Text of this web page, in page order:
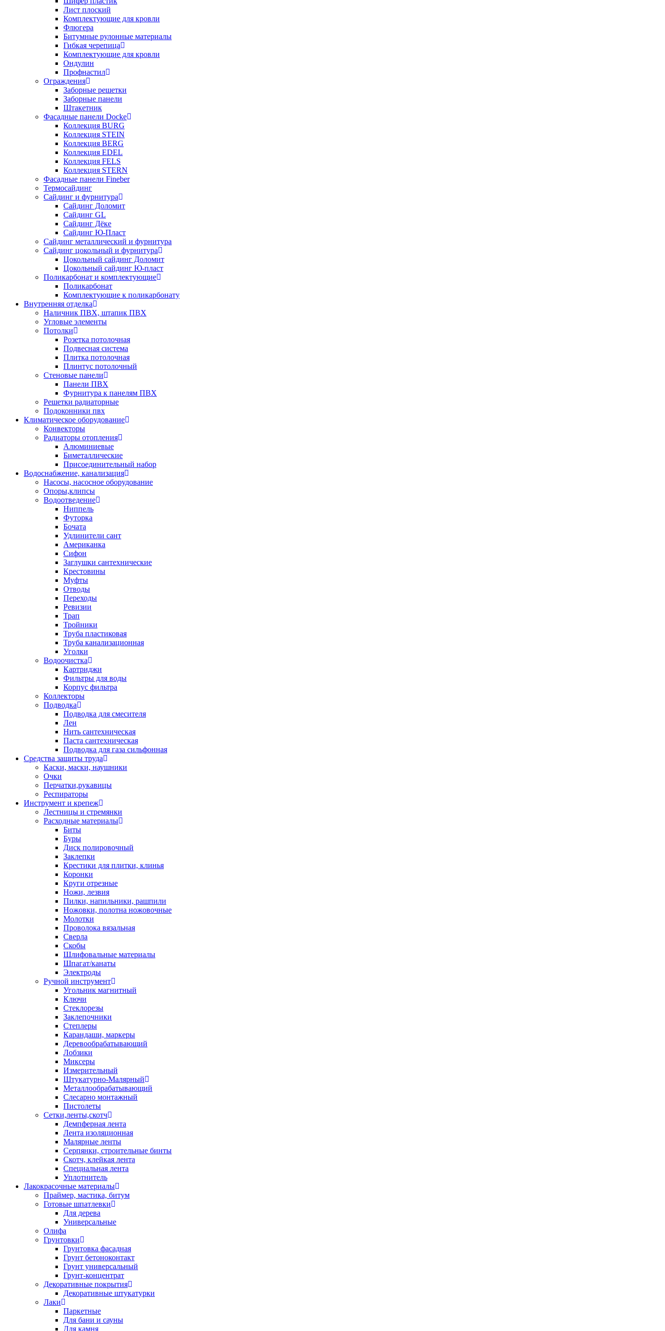
Лист плоский
Комплектующие для кровли
Флюгера
Битумные рулонные материалы
Гибкая черепица
Комплектующие для кровли
Ондулин
Профнастил
Ограждения
Заборные решетки
Заборные панели
Штакетник
Фасадные панели Docke
Коллекция BURG
Коллекция STEIN
Коллекция BERG
Коллекция EDEL
Коллекция FELS
Коллекция STERN
Фасадные панели Fineber
Термосайдинг
Сайдинг и фурнитура
Сайдинг Доломит
Сайдинг GL
Сайдинг Дёке
Сайдинг Ю-Пласт
Сайдинг металлический и фурнитура
Сайдинг цокольный и фурнитура
Цокольный сайдинг Доломит
Цокольный сайдинг Ю-пласт
Поликарбонат и комплектующие
Поликарбонат
Комплектующие к поликарбонату
Внутренняя отделка
Наличник ПВХ, штапик ПВХ
Угловые элементы
Потолки
Розетка потолочная
Подвесная система
Плитка потолочная
Плинтус потолочный
Стеновые панели
Панели ПВХ
Фурнитура к панелям ПВХ
Решетки радиаторные
Подоконники пвх
Климатическое оборудование
Конвекторы
Радиаторы отопления
Алюминиевые
Биметаллические
Присоединительный набор
Водоснабжение, канализация
Насосы, насосное оборудование
Опоры,клипсы
Водоотведение
Ниппель
Футорка
Бочата
Удлинители сант
Американка
Сифон
Заглушки сантехнические
Крестовины
Муфты
Отводы
Переходы
Ревизии
Трап
Тройники
Труба пластиковая
Труба канализационная
Уголки
Водоочистка
Картриджи
Фильтры для воды
Корпус фильтра
Коллекторы
Подводка
Подводка для смесителя
Лен
Нить сантехническая
Паста сантехническая
Подводка для газа сильфонная
Средства защиты труда
Каски, маски, наушники
Очки
Перчатки,рукавицы
Респираторы
Инструмент и крепеж
Лестницы и стремянки
Расходные материалы
Биты
Буры
Диск полировочный
Заклепки
Крестики для плитки, клинья
Коронки
Круги отрезные
Ножи, лезвия
Пилки, напильники, рашпили
Ножовки, полотна ножовочные
Молотки
Проволока вязальная
Сверла
Скобы
Шлифовальные материалы
Шпагат/канаты
Электроды
Ручной инструмент
Угольник магнитный
Ключи
Стеклорезы
Заклепочники
Степлеры
Карандаши, маркеры
Деревообрабатывающий
Лобзики
Миксеры
Измерительный
Штукатурно-Малярный
Металлообрабатывающий
Слесарно монтажный
Пистолеты
Сетки,ленты,скотч
Демпферная лента
Лента изоляционная
Малярные ленты
Серпянки, строительные бинты
Скотч, клейкая лента
Специальная лента
Уплотнитель
Лакокрасочные материалы
Праймер, мастика, битум
Готовые шпатлевки
Для дерева
Универсальные
Олифа
Грунтовки
Грунтовка фасадная
Грунт бетоноконтакт
Грунт универсальный
Грунт-концентрат
Декоративные покрытия
Декоративные штукатурки
Лаки
Паркетные
Для бани и сауны
Для камня